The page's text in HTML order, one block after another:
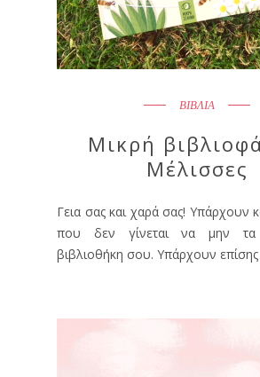
ΒΙΒΛΙΑ
Μικρή
Μέλισσες
Γεια σας και χαρά σας! Υπάρχουν
που δεν γίνεται να μην τα
βιβλιοθήκη σου. Υπάρχουν επίσης